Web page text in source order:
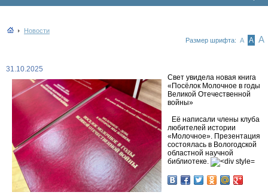
Новости
Размер шрифта: А А А
31.10.2025
Свет увидела новая книга
«Посёлок Молочное в годы
Великой Отечественной
войны»
Её написали члены клуба
любителей истории
«Молочное». Презентация
состоялась в Вологодской
областной научной
библиотеке.